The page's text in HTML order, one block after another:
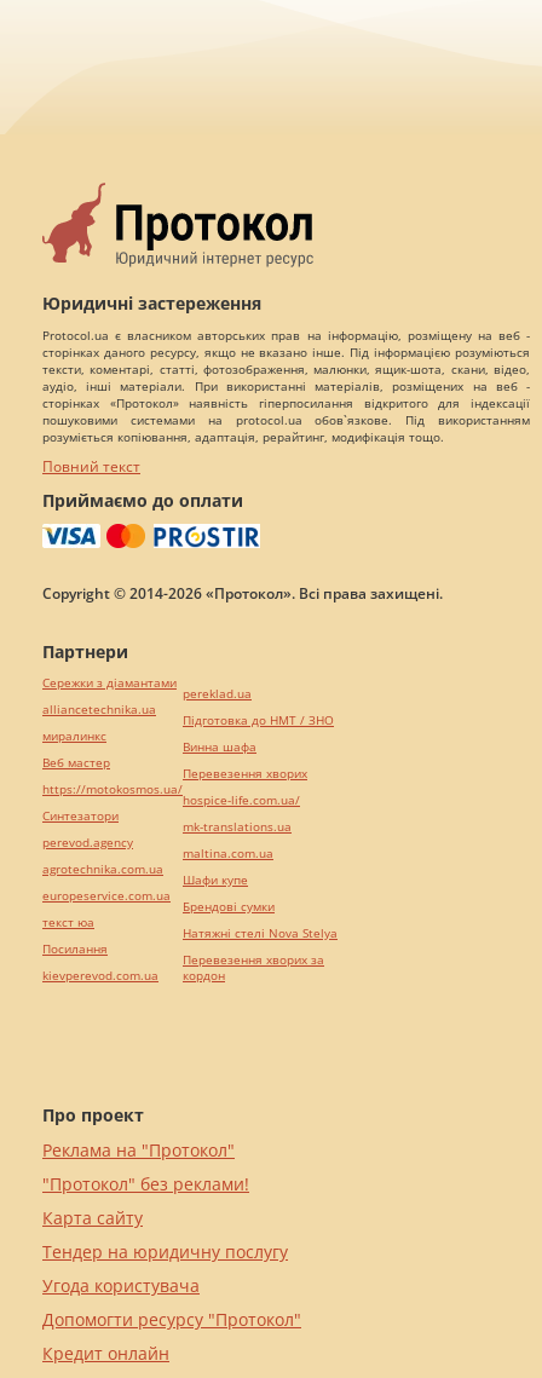
Юридичні застереження
Protocol.ua є власником авторських прав на інформацію, розміщену на веб -
сторінках даного ресурсу, якщо не вказано інше. Під інформацією розуміються
тексти, коментарі, статті, фотозображення, малюнки, ящик-шота, скани, відео,
аудіо, інші матеріали. При використанні матеріалів, розміщених на веб -
сторінках «Протокол» наявність гіперпосилання відкритого для індексації
пошуковими системами на protocol.ua обов`язкове. Під використанням
розуміється копіювання, адаптація, рерайтинг, модифікація тощо.
Повний текст
Приймаємо до оплати
Copyright © 2014-2026 «Протокол». Всі права захищені.
Про проект
Реклама на "Протокол"
"Протокол" без реклами!
Карта сайту
Тендер на юридичну послугу
Угода користувача
Допомогти ресурсу "Протокол"
Кредит онлайн
Партнери
Сережки з діамантами
alliancetechnika.ua
миралинкс
Веб мастер
https://motokosmos.ua/
Синтезатори
perevod.agency
agrotechnika.com.ua
europeservice.com.ua
текст юа
Посилання
kievperevod.com.ua
pereklad.ua
Підготовка до НМТ / ЗНО
Винна шафа
Перевезення хворих
hospice-life.com.ua/
mk-translations.ua
maltina.com.ua
Шафи купе
Брендові сумки
Натяжні стелі Nova Stelya
Перевезення хворих за
кордон